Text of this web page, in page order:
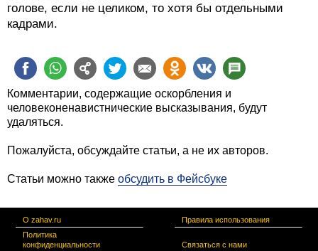
голове, если не целиком, то хотя бы отдельными
кадрами.
Комментарии, содержащие оскорбления и
человеконенавистнические высказывания, будут
удаляться.
Пожалуйста, обсуждайте статьи, а не их авторов.
Статьи можно также обсудить в Фейсбуке
О zahav.ru
Правила использования
Политика
конфиденциальности
Связаться с нами